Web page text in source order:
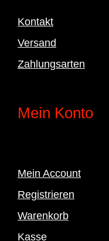
Kontakt
Versand
Zahlungsarten
Mein Konto
Mein Account
Registrieren
Warenkorb
Kasse